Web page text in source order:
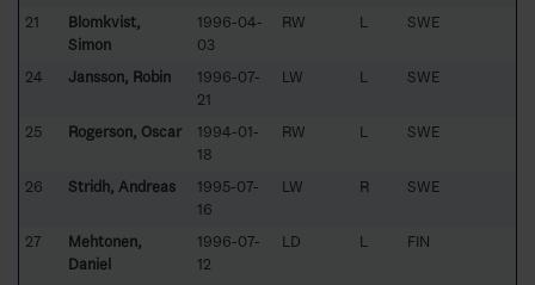
21
Blomkvist,
Simon
1996-04-
03
RW L SWE
24 Jansson, Robin
1996-07-
21
LW L SWE
25 Rogerson, Oscar
1994-01-
18
RW L SWE
26 Stridh, Andreas
1995-07-
16
LW R SWE
27
Mehtonen,
Daniel
1996-07-
12
LD L FIN